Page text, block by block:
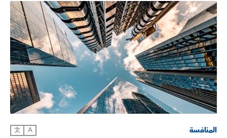
المنافسة A
文